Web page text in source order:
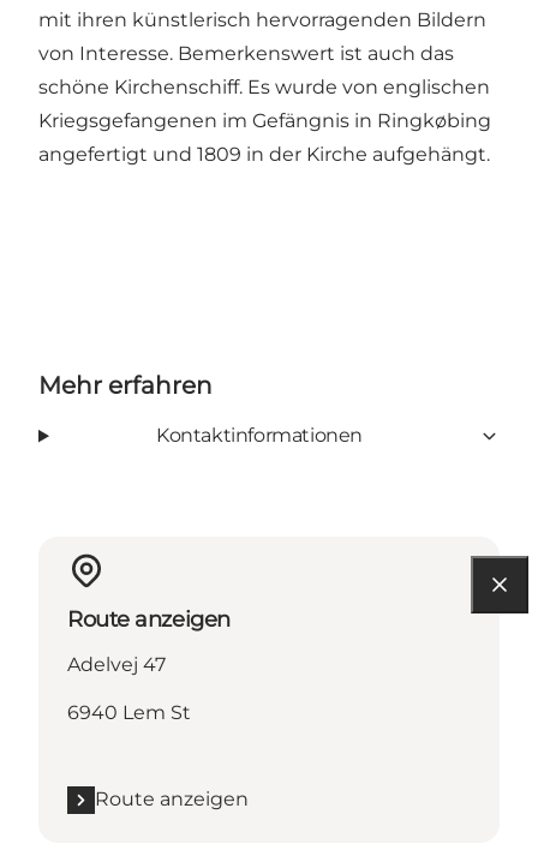
mit ihren künstlerisch hervorragenden Bildern
von Interesse. Bemerkenswert ist auch das
schöne Kirchenschiff. Es wurde von englischen
Kriegsgefangenen im Gefängnis in Ringkøbing
angefertigt und 1809 in der Kirche aufgehängt.
Mehr erfahren
Kontaktinformationen
Route anzeigen
Adelvej 47
6940 Lem St
Route anzeigen